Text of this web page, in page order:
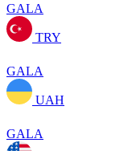
GALA
TRY
GALA
UAH
GALA